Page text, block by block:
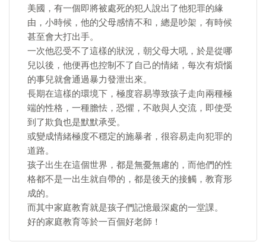
美國，有一個即將被處死的犯人說出了他犯罪的緣
由，小時候，他的父母感情不和，總是吵架，有時候
甚至會大打出手。
一次他忍受不了這樣的狀況，朝父母大吼，於是從哪
兒以後，他便再也控制不了自己的情緒，每次有煩惱
的事兒就會通過暴力發泄出來。
長期在這樣的環境下，極度容易導致孩子走向兩種極
端的性格，一種膽怯，恐懼，不敢與人交流，即使受
到了欺負也是默默承受。
或變成情緒極度不穩定的施暴者，很容易走向犯罪的
道路。
孩子出生在這個世界，都是無憂無慮的，而他們的性
格都不是一出生就自帶的，都是後天的接觸，教育形
成的。
而其中家庭教育就是孩子們記憶最深處的一堂課。
好的家庭教育等於一百個好老師！